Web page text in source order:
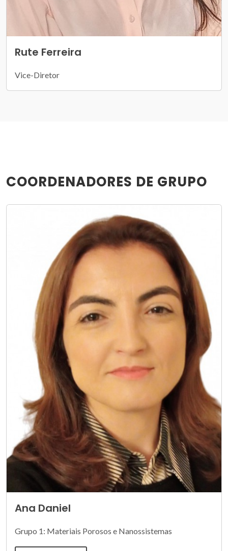
Rute Ferreira
Vice-Diretor
COORDENADORES DE GRUPO
Ana Daniel
Grupo 1: Materiais Porosos e Nanossistemas